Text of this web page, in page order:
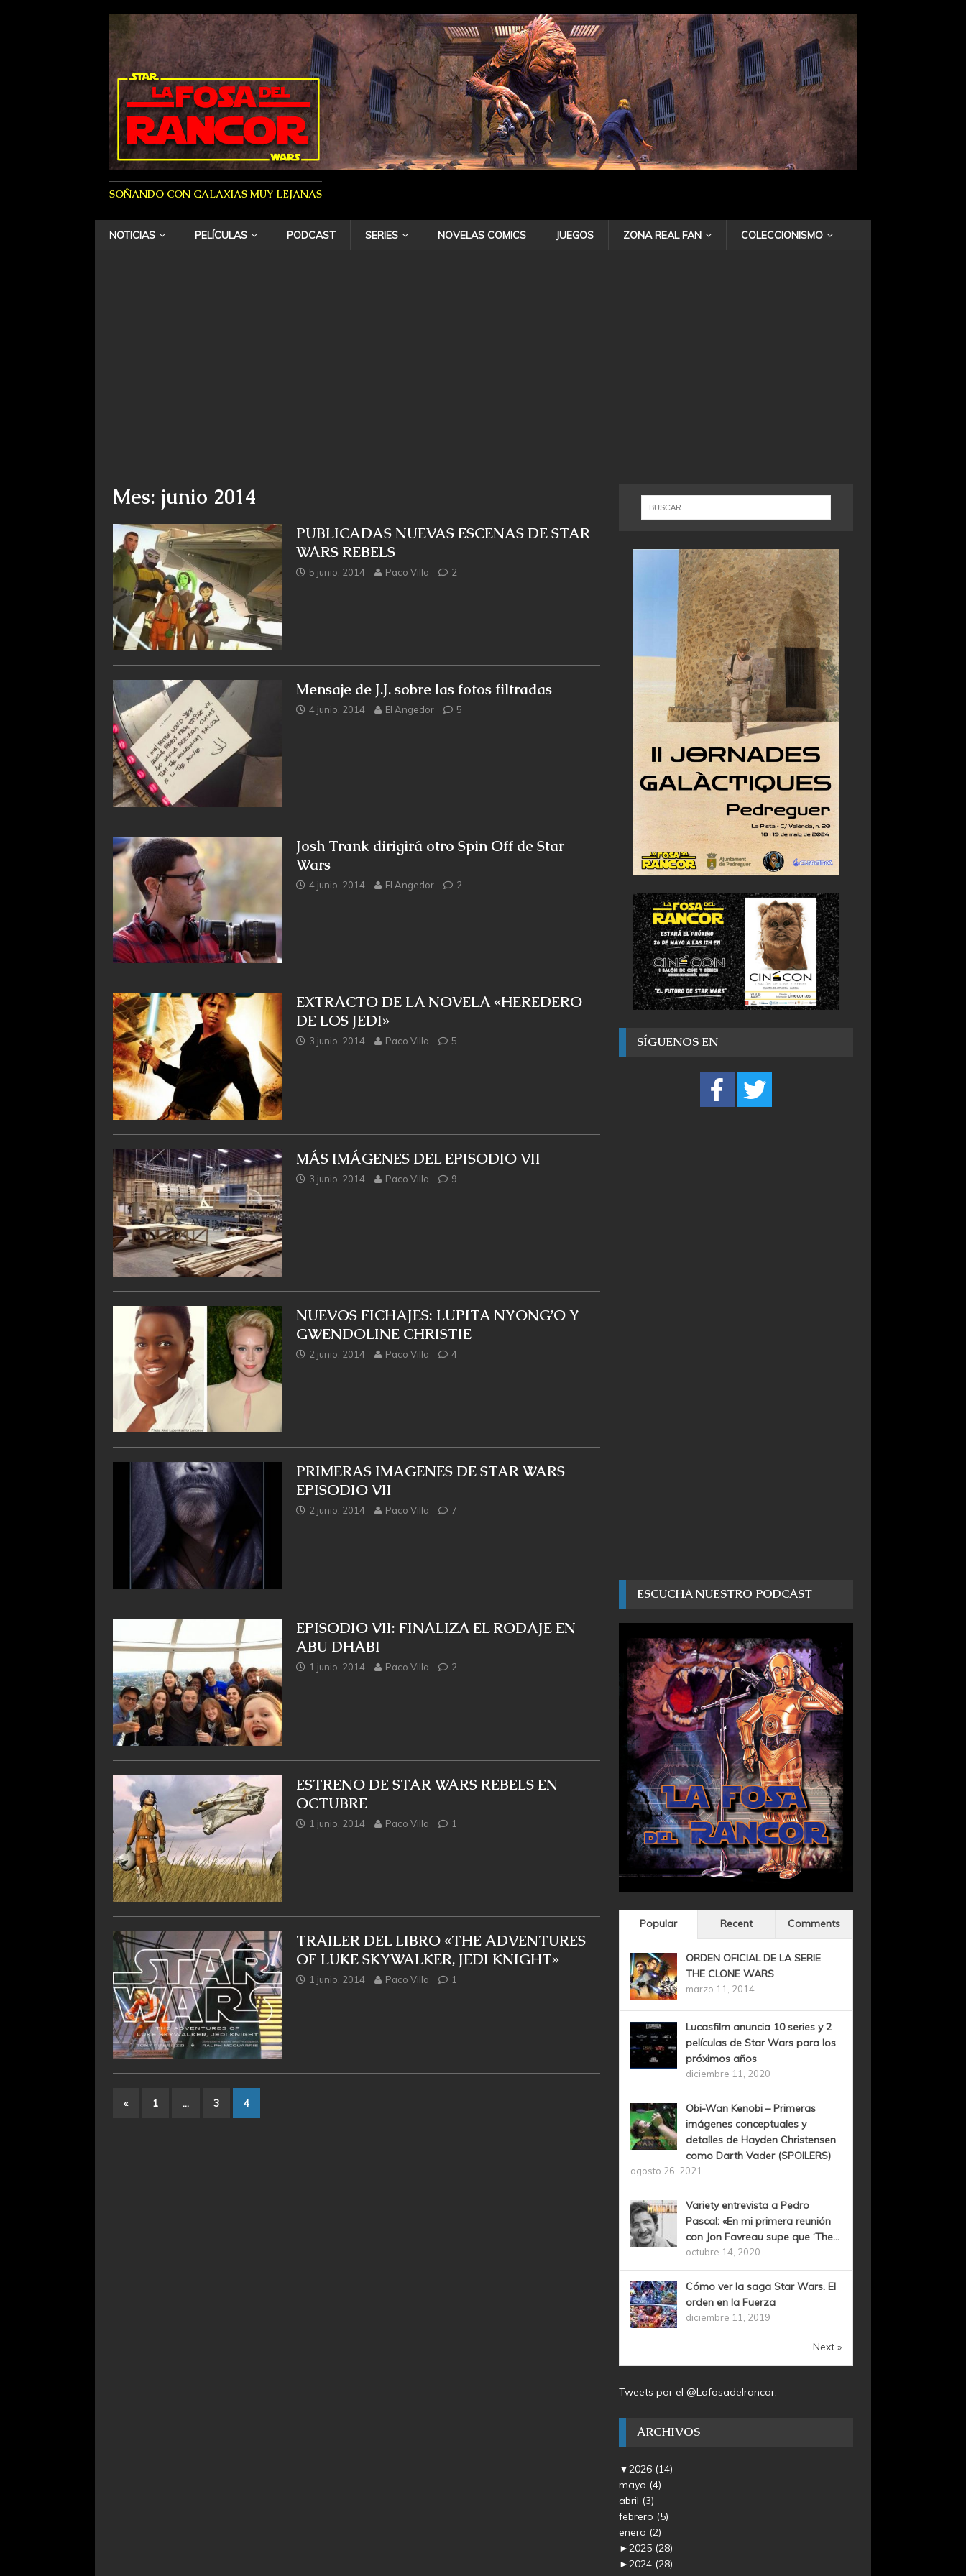
SOÑANDO CON GALAXIAS MUY LEJANAS
NOTICIAS PELÍCULAS PODCAST SERIES NOVELAS COMICS JUEGOS ZONA REAL FAN COLECCIONISMO
Mes: junio 2014
PUBLICADAS NUEVAS ESCENAS DE STAR
WARS REBELS
5 junio, 2014 Paco Villa 2
Mensaje de J.J. sobre las fotos filtradas
4 junio, 2014 El Angedor 5
Josh Trank dirigirá otro Spin Off de Star
Wars
4 junio, 2014 El Angedor 2
EXTRACTO DE LA NOVELA «HEREDERO
DE LOS JEDI»
3 junio, 2014 Paco Villa 5
MÁS IMÁGENES DEL EPISODIO VII
3 junio, 2014 Paco Villa 9
NUEVOS FICHAJES: LUPITA NYONG’O Y
GWENDOLINE CHRISTIE
2 junio, 2014 Paco Villa 4
PRIMERAS IMAGENES DE STAR WARS
EPISODIO VII
2 junio, 2014 Paco Villa 7
EPISODIO VII: FINALIZA EL RODAJE EN
ABU DHABI
1 junio, 2014 Paco Villa 2
ESTRENO DE STAR WARS REBELS EN
OCTUBRE
1 junio, 2014 Paco Villa 1
TRAILER DEL LIBRO «THE ADVENTURES
OF LUKE SKYWALKER, JEDI KNIGHT»
1 junio, 2014 Paco Villa 1
« 1 … 3 4
SÍGUENOS EN
ESCUCHA NUESTRO PODCAST
Popular Recent Comments
ORDEN OFICIAL DE LA SERIE
THE CLONE WARS
marzo 11, 2014
Lucasfilm anuncia 10 series y 2
películas de Star Wars para los
próximos años
diciembre 11, 2020
Obi-Wan Kenobi – Primeras
imágenes conceptuales y
detalles de Hayden Christensen
como Darth Vader (SPOILERS)
agosto 26, 2021
Variety entrevista a Pedro
Pascal: «En mi primera reunión
con Jon Favreau supe que ‘The...
octubre 14, 2020
Cómo ver la saga Star Wars. El
orden en la Fuerza
diciembre 11, 2019
Next »
Tweets por el @Lafosadelrancor.
ARCHIVOS
▼2026 (14)
mayo (4)
abril (3)
febrero (5)
enero (2)
►2025 (28)
►2024 (28)